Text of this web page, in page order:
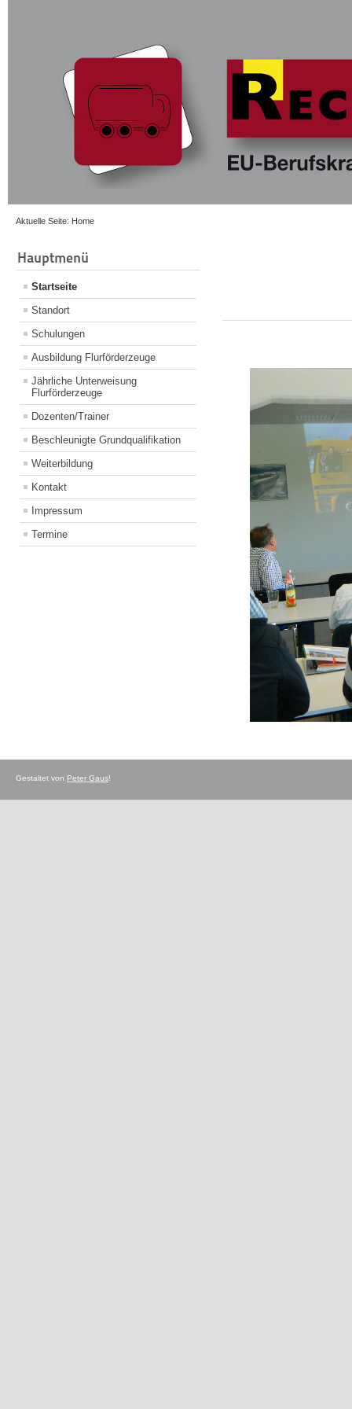
Aktuelle Seite: Home
Hauptmenü
Startseite
Standort
Schulungen
Ausbildung Flurförderzeuge
Jährliche Unterweisung
Flurförderzeuge
Dozenten/Trainer
Beschleunigte Grundqualifikation
Weiterbildung
Kontakt
Impressum
Termine
Gestaltet von Peter Gaus!